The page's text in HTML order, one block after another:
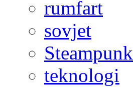
rumfart
sovjet
Steampunk
teknologi